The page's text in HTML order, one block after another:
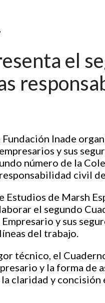
el
Inade
y sus
número de la
civil
de Marsh
el segundo
y sus
del trabajo.
técnico, el
y la forma de
claridad y concisión